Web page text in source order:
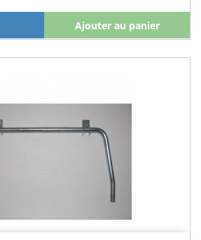
Ajouter au panier